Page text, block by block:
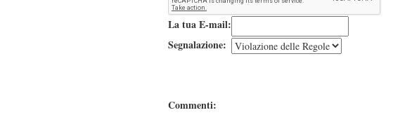
La tua E-mail:
Segnalazione:
Commenti: